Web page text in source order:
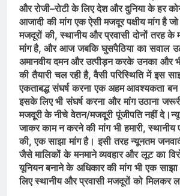
औररोजी–रोटीकेलिएदेशऔरदुनियाकेहर
आजादी की मांग एकऐसीमजदूर पक्षीयमांगहैजो
मजदूरों की,स्‍थानीयऔरप्रवासी दोनों तरहके
मांगहै, और आज जबकि घुसपैठिया का सवाल
अमानवीयदमनऔरउत्‍पीड़नकरके उनका और
की तैयारी चलरहीहै,वैसी परिस्थिति में इस
एकताबद्ध संघर्ष करना एकअहमआवश्‍यकता बन
इसकेलिएभी संघर्ष करना और मांगउठाना
मजदूरीकेनीचे वेतन/मजदूरी पूंजीपतिनहींदे।
जाकरकामनकरनेकी मांग भी हमारी,स्‍थानीय
की,एकसाझा मांगहै। इसी तरहन्‍यूनतम
जैसेमालिकों के मनमानेव्‍यवहारऔर लूट का
यूनियनबनानेके अधिकारकी मांग भी एक साझा
लिएस्‍थानीयऔरप्रवासी मजदूरों को मिलकर